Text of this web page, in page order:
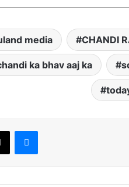
media CHANDI
ka bhav aaj ka
X Messenger